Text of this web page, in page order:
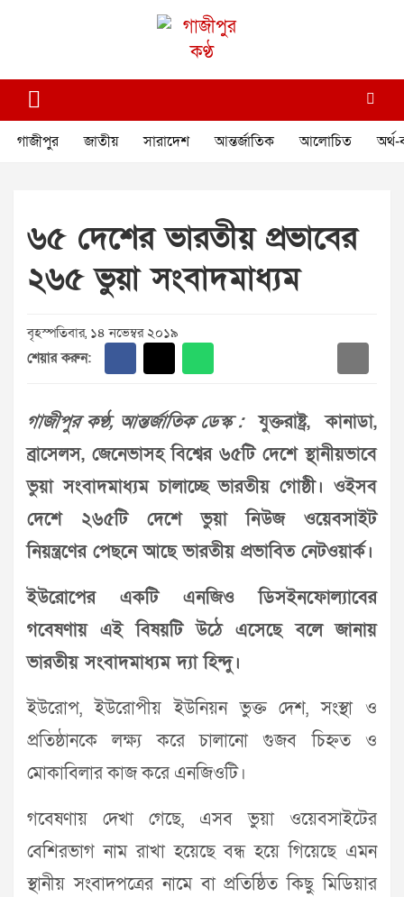
গাজীপুর কণ্ঠ
গাজীপুর জাতীয় সারাদেশ আন্তর্জাতিক আলোচিত অর্থ-
৬৫ দেশের ভারতীয় প্রভাবের
২৬৫ ভুয়া সংবাদমাধ্যম
বৃহস্পতিবার, ১৪ নভেম্বর ২০১৯
শেয়ার করুন:
গাজীপুর কণ্ঠ, আন্তর্জাতিক ডেস্ক :যুক্তরাষ্ট্র, কানাডা,
ব্রাসেলস, জেনেভাসহ বিশ্বের ৬৫টি দেশে স্থানীয়ভাবে
ভুয়া সংবাদমাধ্যম চালাচ্ছে ভারতীয় গোষ্ঠী। ওইসব
দেশে ২৬৫টি দেশে ভুয়া নিউজ ওয়েবসাইট
নিয়ন্ত্রণের পেছনে আছে ভারতীয় প্রভাবিত নেটওয়ার্ক।
ইউরোপের একটি এনজিও ডিসইনফোল্যাবের
গবেষণায় এই বিষয়টি উঠে এসেছে বলে জানায়
ভারতীয় সংবাদমাধ্যম দ্যা হিন্দু।
ইউরোপ, ইউরোপীয় ইউনিয়ন ভুক্ত দেশ, সংস্থা ও
প্রতিষ্ঠানকে লক্ষ্য করে চালানো গুজব চিহ্নত ও
মোকাবিলার কাজ করে এনজিওটি।
গবেষণায় দেখা গেছে, এসব ভুয়া ওয়েবসাইটের
বেশিরভাগ নাম রাখা হয়েছে বন্ধ হয়ে গিয়েছে এমন
স্থানীয় সংবাদপত্রের নামে বা প্রতিষ্ঠিত কিছু মিডিয়ার